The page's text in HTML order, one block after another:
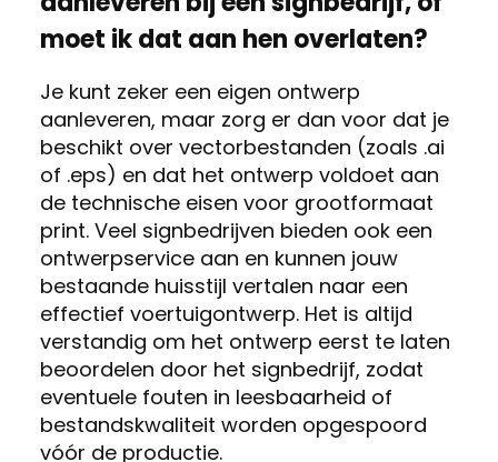
moet ik dat aan hen overlaten?
Je kunt zeker een eigen ontwerp
aanleveren, maar zorg er dan voor dat je
beschikt over vectorbestanden (zoals .ai
of .eps) en dat het ontwerp voldoet aan
de technische eisen voor grootformaat
print. Veel signbedrijven bieden ook een
ontwerpservice aan en kunnen jouw
bestaande huisstijl vertalen naar een
effectief voertuigontwerp. Het is altijd
verstandig om het ontwerp eerst te laten
beoordelen door het signbedrijf, zodat
eventuele fouten in leesbaarheid of
bestandskwaliteit worden opgespoord
vóór de productie.